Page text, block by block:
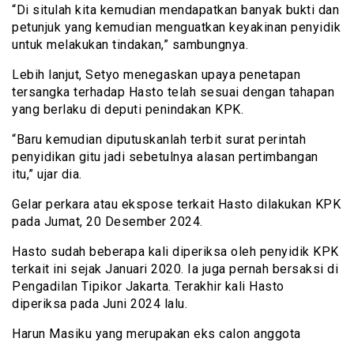
“Di situlah kita kemudian mendapatkan banyak bukti dan
petunjuk yang kemudian menguatkan keyakinan penyidik
untuk melakukan tindakan,” sambungnya.
Lebih lanjut, Setyo menegaskan upaya penetapan
tersangka terhadap Hasto telah sesuai dengan tahapan
yang berlaku di deputi penindakan KPK.
“Baru kemudian diputuskanlah terbit surat perintah
penyidikan gitu jadi sebetulnya alasan pertimbangan
itu,” ujar dia.
Gelar perkara atau ekspose terkait Hasto dilakukan KPK
pada Jumat, 20 Desember 2024.
Hasto sudah beberapa kali diperiksa oleh penyidik KPK
terkait ini sejak Januari 2020. Ia juga pernah bersaksi di
Pengadilan Tipikor Jakarta. Terakhir kali Hasto
diperiksa pada Juni 2024 lalu.
Harun Masiku yang merupakan eks calon anggota